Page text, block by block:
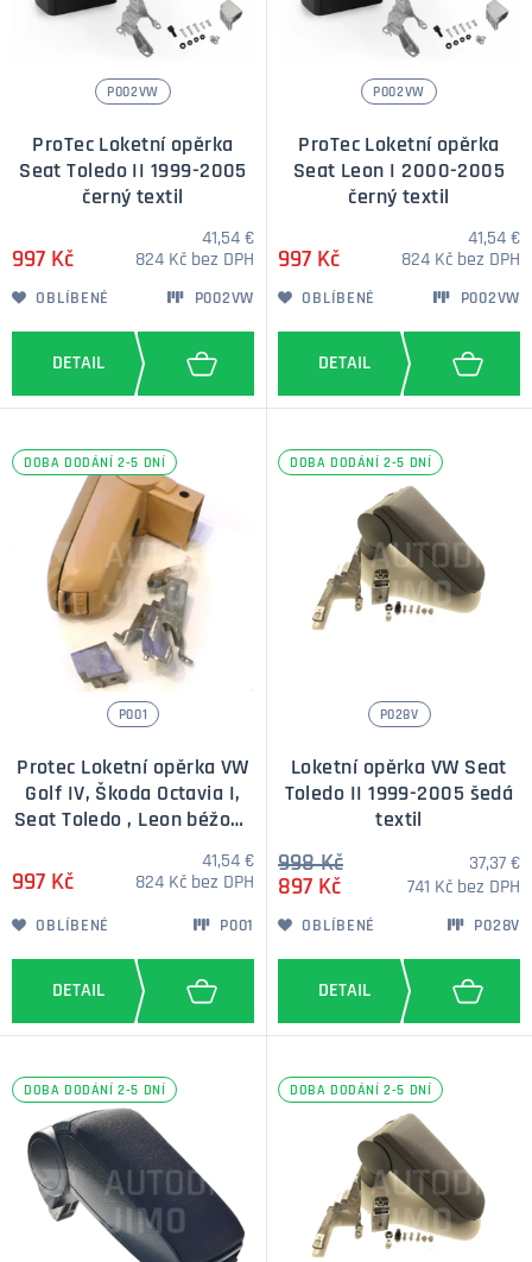
P002VW
ProTec Loketní opěrka
Seat Toledo II 1999-2005
černý textil
997 Kč
41,54 €
824 Kč bez DPH
OBLÍBENÉ P002VW
P002VW
ProTec Loketní opěrka
Seat Leon I 2000-2005
černý textil
997 Kč
41,54 €
824 Kč bez DPH
OBLÍBENÉ P002VW
DOBA DODÁNÍ 2-5 DNÍ
P001
Protec Loketní opěrka VW
Golf IV, Škoda Octavia I,
Seat Toledo , Leon béžová
997 Kč
41,54 €
824 Kč bez DPH
OBLÍBENÉ P001
DOBA DODÁNÍ 2-5 DNÍ
P028V
Loketní opěrka VW Seat
Toledo II 1999-2005 šedá
textil
998 Kč
897 Kč
37,37 €
741 Kč bez DPH
OBLÍBENÉ P028V
DOBA DODÁNÍ 2-5 DNÍ DOBA DODÁNÍ 2-5 DNÍ